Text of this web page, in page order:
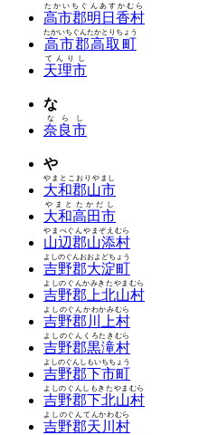
高市郡明日香村
たかいちぐんあすかむら
高市郡高取町
たかいちぐんたかとりちょう
天理市
てんりし
な
奈良市
ならし
や
大和郡山市
やまとこおりやまし
大和高田市
やまとたかだし
山辺郡山添村
やまべぐんやまぞえむら
吉野郡大淀町
よしのぐんおおよどちょう
吉野郡上北山村
よしのぐんかみきたやまむら
吉野郡川上村
よしのぐんかわかみむら
吉野郡黒滝村
よしのぐんくろたきむら
吉野郡下市町
よしのぐんしもいちちょう
吉野郡下北山村
よしのぐんしもきたやまむら
吉野郡天川村
よしのぐんてんかわむら